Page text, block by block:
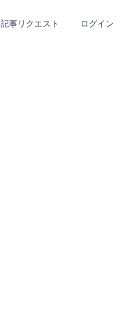
記事リクエスト ログイン